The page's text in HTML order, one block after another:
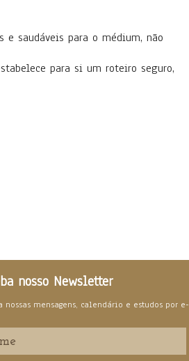
para o médium, não
para si um roteiro seguro,
nosso Newsletter
nossas mensagens, calendário e estudos por e-